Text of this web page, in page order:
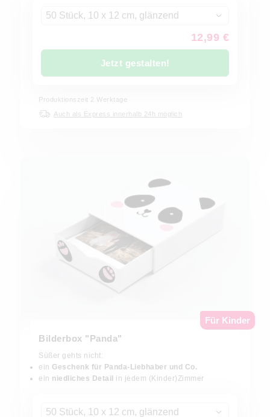
50 Stück, 10 x 12 cm, glänzend
12,99 €
Jetzt gestalten!
Produktionszeit 2 Werktage
Auch als Express innerhalb 24h möglich
Für Kinder
Bilderbox "Panda"
Süßer gehts nicht:
ein Geschenk für Panda-Liebhaber und Co.
ein niedliches Detail in jedem (Kinder)Zimmer
50 Stück, 10 x 12 cm, glänzend